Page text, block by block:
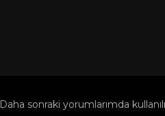
Daha sonraki yorumlarımda